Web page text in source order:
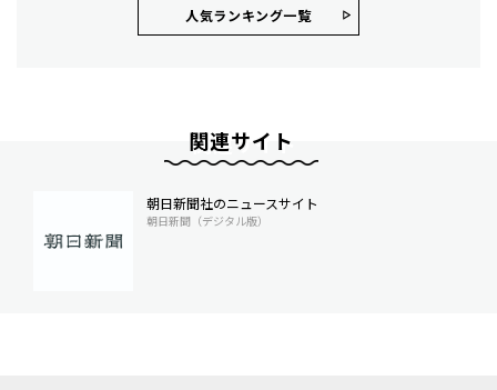
人気ランキング⼀覧
関連サイト
朝日新聞社のニュースサイト
朝日新聞（デジタル版）